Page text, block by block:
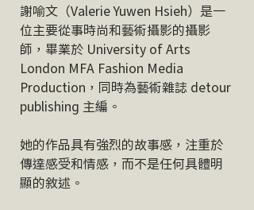
謝喻文（Valerie Yuwen Hsieh）是一
位主要從事時尚和藝術攝影的攝影
師，畢業於 University of Arts
London MFA Fashion Media
Production，同時為藝術雜誌 detour
publishing 主編。
她的作品具有強烈的故事感，注重於
傳達感受和情感，而不是任何具體明
顯的敘述。